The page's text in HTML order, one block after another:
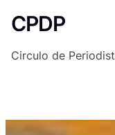
Saltar
al
contenido
CPDP
Circulo de